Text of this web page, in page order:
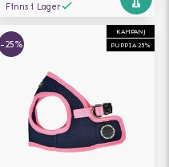
Finns i Lager
KAMPANJ
PUPPIA 25%
-25%